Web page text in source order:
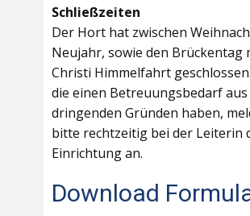
Schließzeiten
Der Hort hat zwischen
Neujahr, sowie den Brückentag
Christi Himmelfahrt
die einen Betreuungsbedarf aus
dringenden Gründen haben,
bitte rechtzeitig bei der Leiterin
Einrichtung an.
Download